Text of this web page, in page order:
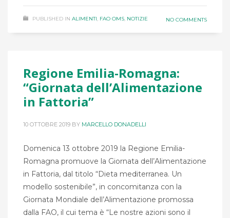
PUBLISHED IN ALIMENTI, FAO OMS, NOTIZIE NO COMMENTS
Regione Emilia-Romagna:
“Giornata dell’Alimentazione
in Fattoria”
10 OTTOBRE 2019 BY MARCELLO DONADELLI
Domenica 13 ottobre 2019 la Regione Emilia-
Romagna promuove la Giornata dell’Alimentazione
in Fattoria, dal titolo “Dieta mediterranea. Un
modello sostenibile”, in concomitanza con la
Giornata Mondiale dell’Alimentazione promossa
dalla FAO, il cui tema è “Le nostre azioni sono il